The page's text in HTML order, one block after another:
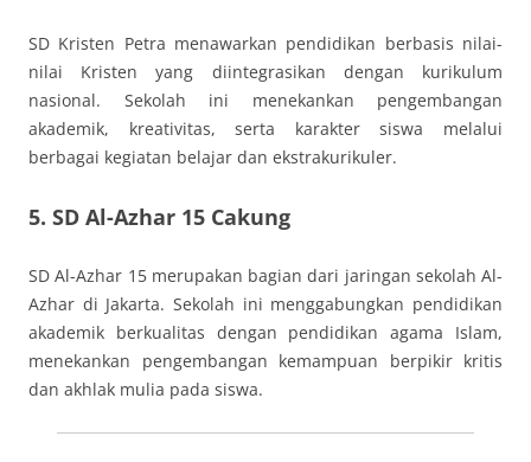
SD Kristen Petra menawarkan pendidikan berbasis nilai-
nilai Kristen yang diintegrasikan dengan kurikulum
nasional. Sekolah ini menekankan pengembangan
akademik, kreativitas, serta karakter siswa melalui
berbagai kegiatan belajar dan ekstrakurikuler.
5. SD Al-Azhar 15 Cakung
SD Al-Azhar 15 merupakan bagian dari jaringan sekolah Al-
Azhar di Jakarta. Sekolah ini menggabungkan pendidikan
akademik berkualitas dengan pendidikan agama Islam,
menekankan pengembangan kemampuan berpikir kritis
dan akhlak mulia pada siswa.